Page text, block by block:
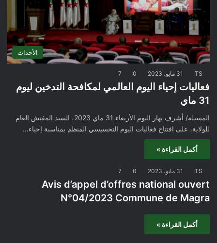
الأحداث
ITS 31 مايو، 2023 0
7
فعاليات إحياء اليوم العالمي لمكافحة التدخين ليوم
31 ماي
المسيلة/ أشرف نهار اليوم الأربعاء 31 ماي 2023، السيد المفتش العام
للولاية، على افتتاح فعاليات اليوم التحسيسي المنظم بمناسبة إحياء…
أكمل القراءة »
ITS 31 مايو، 2023 0
7
Avis d’appel d’offres national ouvert
N°04/2023 Commune de Magra
أكمل القراءة »